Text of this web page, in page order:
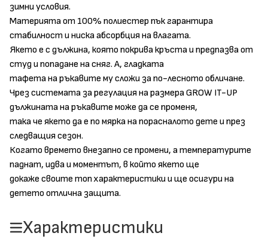
зимни условия.
Mатерията от 100% полиестер пък гарантира
стабилност и ниска абсорбция на влагата.
Якето е с дължина, която покрива кръста и предпазва от
студ и попадане на сняг. А, гладката
тафета на ръкавите му сложи за по-лесното обличане.
Чрез системата за регулация на размера GROW IT-UP
дължината на ръкавите може да се променя,
така че якето да е по мярка на порасналото дете и през
следващия сезон.
Когато времето внезапно се промени, а температурите
паднат, идва и моментът, в който якето ще
докаже своите топ характеристики и ще осигури на
детето отлична защита.
Характеристики